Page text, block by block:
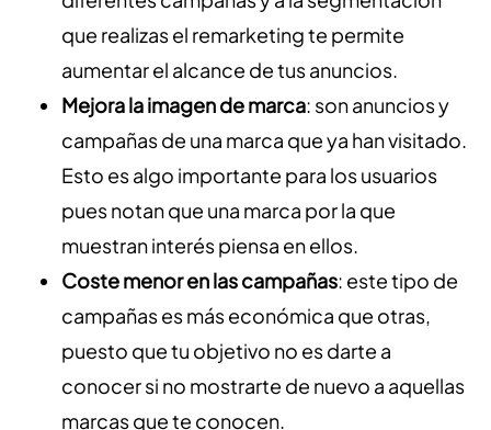
que realizas el remarketing te permite
aumentar el alcance de tus anuncios.
Mejora la imagen de marca: son anuncios y
campañas de una marca que ya han visitado.
Esto es algo importante para los usuarios
pues notan que una marca por la que
muestran interés piensa en ellos.
Coste menor en las campañas: este tipo de
campañas es más económica que otras,
puesto que tu objetivo no es darte a
conocer si no mostrarte de nuevo a aquellas
marcas que te conocen.